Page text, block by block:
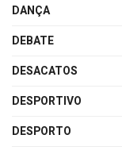
DANÇA
DEBATE
DESACATOS
DESPORTIVO
DESPORTO